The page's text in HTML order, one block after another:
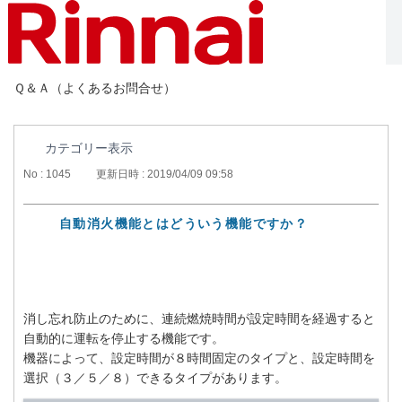
Ｑ＆Ａ（よくあるお問合せ）
カテゴリー表示
No : 1045 更新日時 : 2019/04/09 09:58
自動消火機能とはどういう機能ですか？
消し忘れ防止のために、連続燃焼時間が設定時間を経過すると
自動的に運転を停止する機能です。
機器によって、設定時間が８時間固定のタイプと、設定時間を
選択（３／５／８）できるタイプがあります。